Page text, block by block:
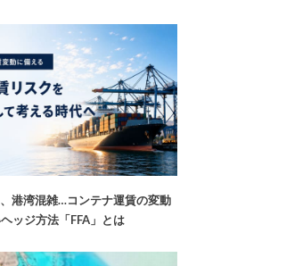
港湾混雑…コンテナ運賃の変動
ッジ方法「FFA」とは